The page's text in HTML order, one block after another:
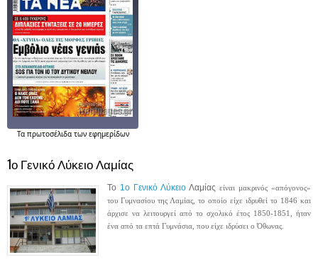
Τα πρωτοσέλιδατων εφημερίδων
1ο Γενικό Λύκειο Λαμίας
Το 1ο Γενικό Λύκειο Λαμίας είναι μακρινός «απόγονος»
του Γυμνασίου της Λαμίας, το οποίο είχε ιδρυθεί το 1846 και
άρχισε να λειτουργεί από το σχολικό έτος 1850-1851, ήταν
ένα από τα επτά Γυμνάσια, που είχε ιδρύσει ο Όθωνας.